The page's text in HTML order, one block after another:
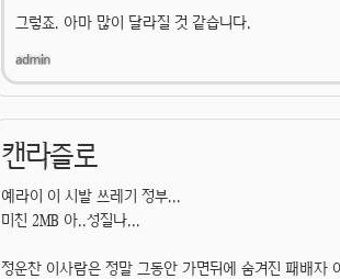
그렇죠. 아마 많이 달라질 것 같습니다.
캔라즐로
예라이 이 시발 쓰레기 정부...
미친 2MB 아..성질나...
정운찬 이사람은 정말 그동안 가면뒤에 숨겨진 패배자